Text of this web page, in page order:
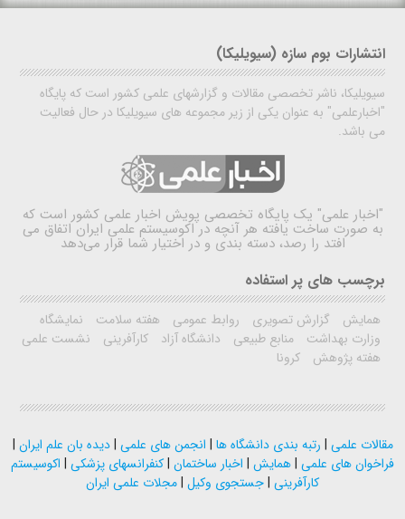
انتشارات بوم سازه (سیویلیکا)
سیویلیکا، ناشر تخصصی مقالات و گزارشهای علمی کشور است که پایگاه
"اخبارعلمی" به عنوان یکی از زیر مجموعه های سیویلیکا در حال فعالیت
می باشد.
"اخبار علمی" یک پایگاه تخصصی پویش اخبار علمی کشور است که
به صورت ساخت یافته هر آنچه در اکوسیستم علمی ایران اتفاق می
افتد را رصد، دسته بندی و در اختیار شما قرار می‌دهد
برچسب های پر استفاده
همایش گزارش تصویری روابط عمومی هفته سلامت
نمایشگاه
وزارت بهداشت
منابع طبیعی دانشگاه آزاد کارآفرینی
نشست علمی
هفته پژوهش
کرونا
مقالات علمی | رتبه بندی دانشگاه ها | انجمن های علمی |دیده بان علم ایران |
فراخوان های علمی |همایش | اخبار ساختمان |کنفرانسهای پزشکی | اکوسیستم
کارآفرینی |جستجوی وکیل |مجلات علمی ایران